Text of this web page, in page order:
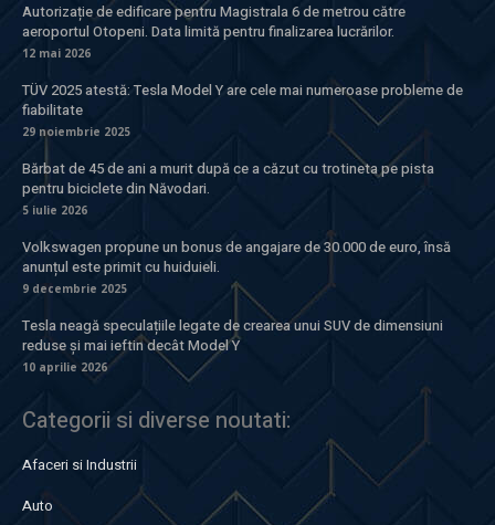
Autorizație de edificare pentru Magistrala 6 de metrou către
aeroportul Otopeni. Data limită pentru finalizarea lucrărilor.
12 mai 2026
TÜV 2025 atestă: Tesla Model Y are cele mai numeroase probleme de
fiabilitate
29 noiembrie 2025
Bărbat de 45 de ani a murit după ce a căzut cu trotineta pe pista
pentru biciclete din Năvodari.
5 iulie 2026
Volkswagen propune un bonus de angajare de 30.000 de euro, însă
anunțul este primit cu huiduieli.
9 decembrie 2025
Tesla neagă speculațiile legate de crearea unui SUV de dimensiuni
reduse și mai ieftin decât Model Y
10 aprilie 2026
Categorii si diverse noutati:
Afaceri si Industrii
Auto